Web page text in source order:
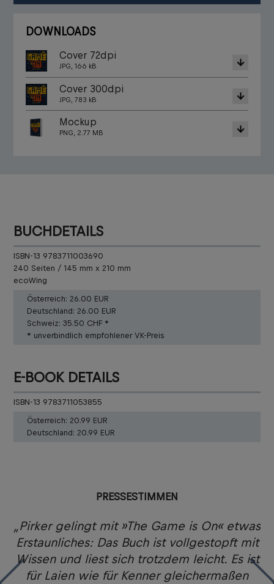
DOWNLOADS
Cover 72dpi
JPG, 166 kB
Cover 300dpi
JPG, 783 kB
Mockup
PNG, 2.77 MB
BUCHDETAILS
ISBN-13 9783711003690
240 Seiten / 145 mm x 210 mm
ecoWing
Österreich: 26.00 EUR
Deutschland: 26.00 EUR
Schweiz: 35.50 CHF *
* unverbindlich empfohlener VK-Preis
E-BOOK DETAILS
ISBN-13 9783711053855
Österreich: 20.99 EUR
Deutschland: 20.99 EUR
PRESSESTIMMEN
„Pirker gelingt mit »The Game is On« etwas
Erstaunliches: Das Buch ist vollgestopft mit
Wissen und liest sich trotzdem leicht. Es ist
für Laien wie für Kenner gleichermaßen